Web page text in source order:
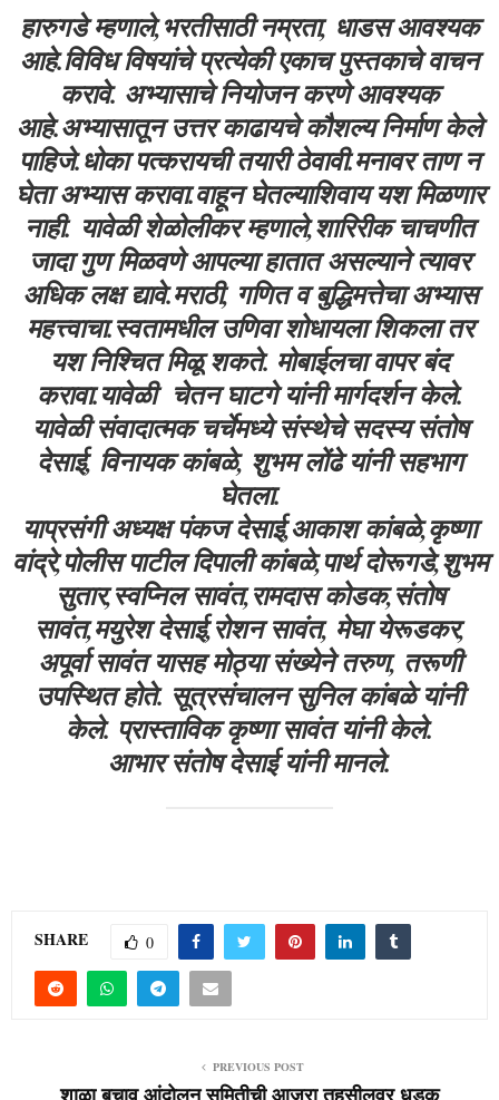
हारुगडे म्हणाले,भरतीसाठी नम्रता, धाडस आवश्यक
आहे.विविध विषयांचे प्रत्येकी एकाच पुस्तकाचे वाचन
करावे. अभ्यासाचे नियोजन करणे आवश्यक
आहे.अभ्यासातून उत्तर काढायचे कौशल्य निर्माण केले
पाहिजे.धोका पत्करायची तयारी ठेवावी.मनावर ताण न
घेता अभ्यास करावा.वाहून घेतल्याशिवाय यश मिळणार
नाही. यावेळी शेळोलीकर म्हणाले,शारिरीक चाचणीत
जादा गुण मिळवणे आपल्या हातात असल्याने त्यावर
अधिक लक्ष द्यावे.मराठी, गणित व बुद्धिमत्तेचा अभ्यास
महत्त्वाचा.स्वतामधील उणिवा शोधायला शिकला तर
यश निश्चित मिळू शकते. मोबाईलचा वापर बंद
करावा.यावेळी चेतन घाटगे यांनी मार्गदर्शन केले.
यावेळी संवादात्मक चर्चेमध्ये संस्थेचे सदस्य संतोष
देसाई, विनायक कांबळे, शुभम लोंढे यांनी सहभाग
घेतला.
याप्रसंगी अध्यक्ष पंकज देसाई,आकाश कांबळे,कृष्णा
वांद्रे,पोलीस पाटील दिपाली कांबळे,पार्थ दोरूगडे,शुभम
सुतार,स्वप्निल सावंत,रामदास कोडक,संतोष
सावंत,मयुरेश देसाई,रोशन सावंत, मेघा येरूडकर,
अपूर्वा सावंत यासह मोठ्या संख्येने तरुण, तरूणी
उपस्थित होते. सूत्रसंचालन सुनिल कांबळे यांनी
केले. प्रास्ताविक कृष्णा सावंत यांनी केले.
आभार संतोष देसाई यांनी मानले.
SHARE 0
PREVIOUS POST
शाळा बचाव आंदोलन समितीची आजरा तहसीलवर धडक